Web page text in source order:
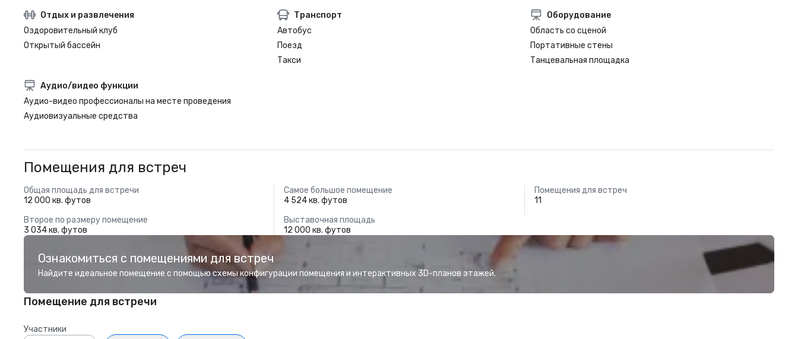
Отдых и развлечения
Оздоровительный клуб
Открытый бассейн
Транспорт
Автобус
Поезд
Такси
Оборудование
Область со сценой
Портативные стены
Танцевальная площадка
Аудио/видео функции
Аудио-видео профессионалы на месте проведения
Аудиовизуальные средства
Помещения для встреч
Общая площадь для встречи
12 000 кв. футов
Самое большое помещение
4 524 кв. футов
Помещения для встреч
11
Второе по размеру помещение
3 034 кв. футов
Выставочная площадь
12 000 кв. футов
Ознакомиться с помещениями для встреч
Найдите идеальное помещение с помощью схемы конфигурации помещения и интерактивных 3D-планов этажей.
Помещение для встречи
Участники